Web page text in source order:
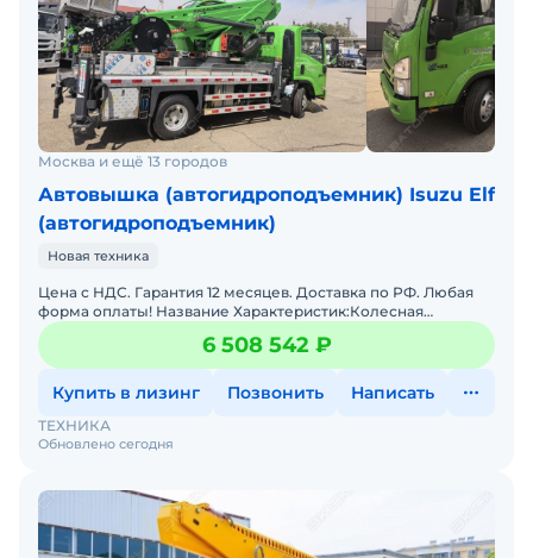
Москва и ещё 13 городов
Автовышка (автогидроподъемник) Isuzu Elf
(автогидроподъемник)
Новая техника
Цена с НДС. Гарантия 12 месяцев. Доставка по РФ. Любая
форма оплаты! Название Характеристик:Колесная
формула: 4x2 Масса: 6 300 кгВысота подъема: 30,5 м ммОб
6 508 542 ₽
Купить в лизинг Позвонить Написать
Обновлено сегодня
ТЕХНИКА